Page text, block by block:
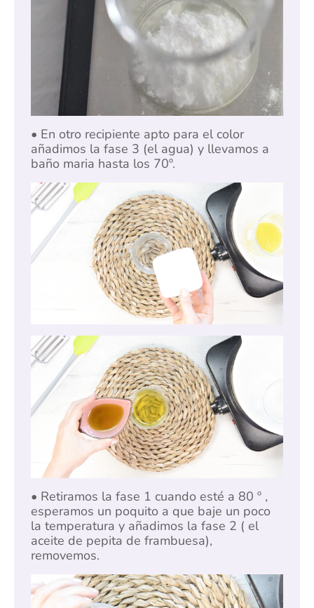
• En otro recipiente apto para el color
añadimos la fase 3 (el agua) y llevamos a
baño maria hasta los 70º.
• Retiramos la fase 1 cuando esté a 80 º ,
esperamos un poquito a que baje un poco
la temperatura y añadimos la fase 2 ( el
aceite de pepita de frambuesa),
removemos.